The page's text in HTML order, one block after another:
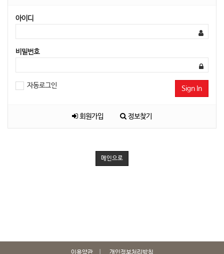
아이디
비밀번호
자동로그인 Sign In
회원가입 정보찾기
메인으로
이용약관 개인정보처리방침